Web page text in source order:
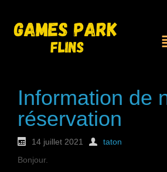
Information de
réservation
14 juillet 2021
taton
Bonjour.